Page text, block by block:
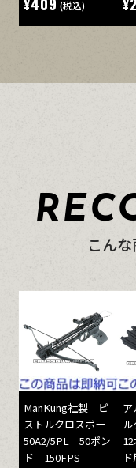
(税込)
こん
ManKung社製 ピ
ストルクロスボー
50A2/5PL 50ポン
ド 150FPS